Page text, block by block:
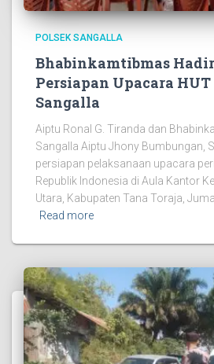
POLSEK SANGALLA
Bhabinkamtibmas
Persiapan Upacara HUT
Sangalla
Aiptu Ronal G. Tiranda dan
Sangalla Aiptu Jhony Bumbungan,
persiapan pelaksanaan upacara
Republik Indonesia di Aula Kantor
Utara, Kabupaten Tana Toraja,
Read more